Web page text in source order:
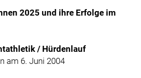
2025 und ihre Erfolge im
/ Hürdenlauf
am 6. Juni 2004